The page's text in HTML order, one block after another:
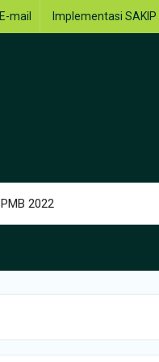
E-mail Implementasi SAKIP
PMB 2022